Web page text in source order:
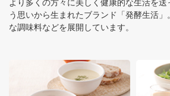
より多くの方々に美しく健康的な生活を
う思いから生まれたブランド「発酵生活
な調味料などを展開しています。